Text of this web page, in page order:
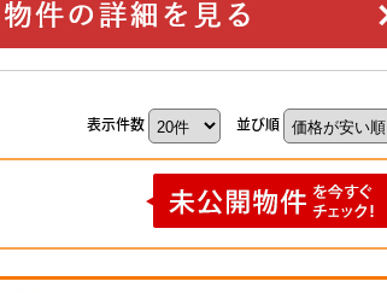
表示件数 並び順